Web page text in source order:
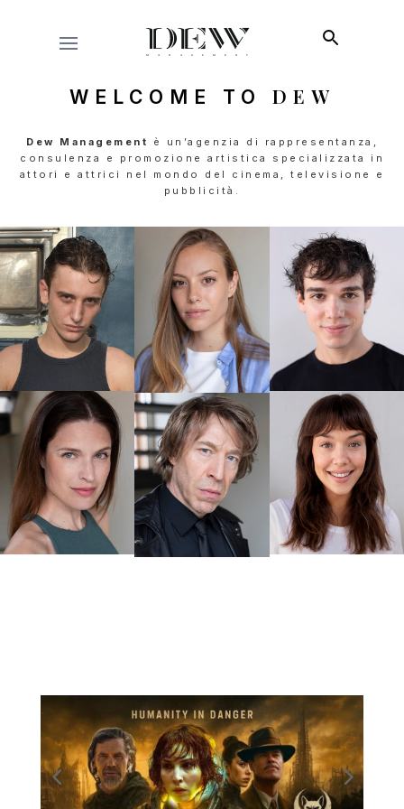
WELCOME TO DEW
Dew Management
è un’agenzia di rappresentanza,
consulenza e promozione artistica specializzata in
attori e attrici nel mondo del cinema, televisione e
pubblicità.